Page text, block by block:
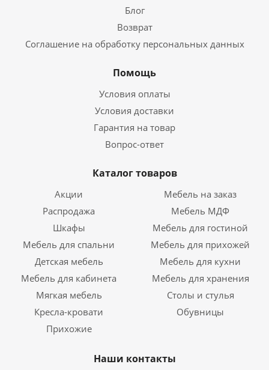
Блог
Возврат
Соглашение на обработку персональных данных
Помощь
Условия оплаты
Условия доставки
Гарантия на товар
Вопрос-ответ
Каталог товаров
Акции
Мебель на заказ
Распродажа
Мебель МДФ
Шкафы
Мебель для гостиной
Мебель для спальни
Мебель для прихожей
Детская мебель
Мебель для кухни
Мебель для кабинета
Мебель для хранения
Мягкая мебель
Столы и стулья
Кресла-кровати
Обувницы
Прихожие
Наши контакты